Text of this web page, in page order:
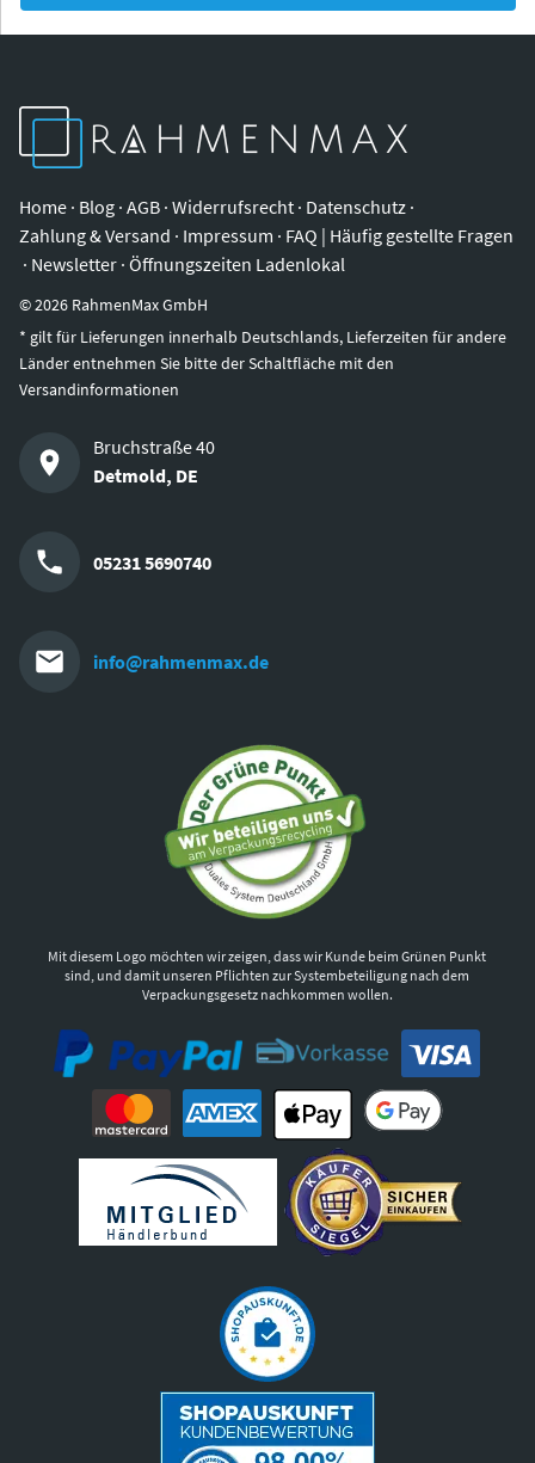
Home · Blog · AGB · Widerrufsrecht · Datenschutz ·
Zahlung & Versand · Impressum · FAQ | Häufig gestellte Fragen
· Newsletter · Öffnungszeiten Ladenlokal
©2026 RahmenMax GmbH
* gilt für Lieferungen innerhalb Deutschlands, Lieferzeiten für andere
Länder entnehmen Sie bitte der Schaltfläche mit den
Versandinformationen
Bruchstraße 40
Detmold, DE
05231 5690740
info@rahmenmax.de
Mit diesem Logo möchten wir zeigen, dass wir Kunde beim Grünen Punkt
sind, und damit unseren Pflichten zur Systembeteiligung nach dem
Verpackungsgesetz nachkommen wollen.